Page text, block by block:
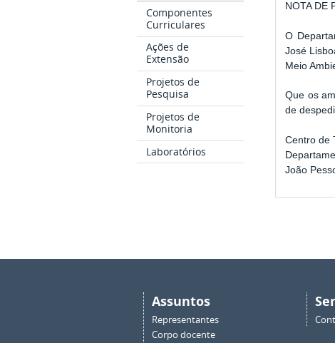
Componentes
Curriculares
Ações de
Extensão
Projetos de
Pesquisa
Projetos de
Monitoria
Laboratórios
NOTA DE
O
José
Meio
Que os
de
Centro de
João
Assuntos
Representantes
Corpo docente